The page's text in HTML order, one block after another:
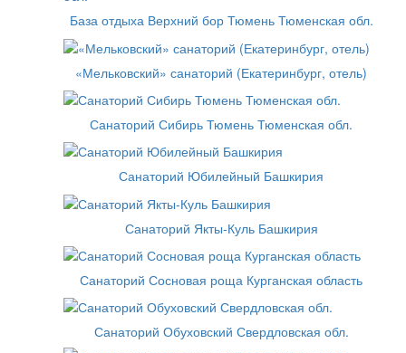
База отдыха Верхний бор Тюмень Тюменская обл.
«Мельковский» санаторий (Екатеринбург, отель)
Санаторий Сибирь Тюмень Тюменская обл.
Санаторий Юбилейный Башкирия
Санаторий Якты-Куль Башкирия
Санаторий Сосновая роща Курганская область
Санаторий Обуховский Свердловская обл.